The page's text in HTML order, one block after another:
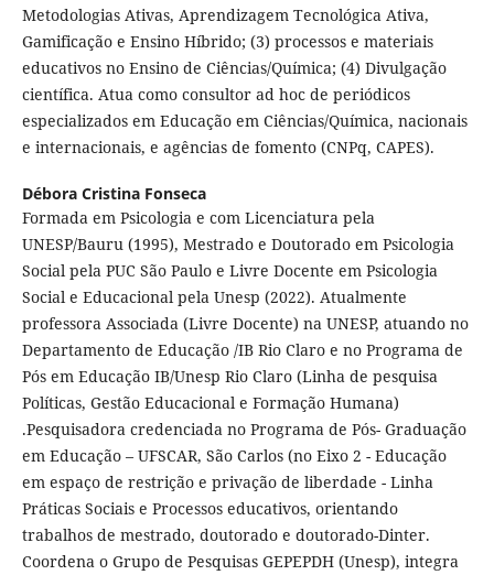
Metodologias Ativas, Aprendizagem Tecnológica Ativa,
Gamificação e Ensino Híbrido; (3) processos e materiais
educativos no Ensino de Ciências/Química; (4) Divulgação
científica. Atua como consultor ad hoc de periódicos
especializados em Educação em Ciências/Química, nacionais
e internacionais, e agências de fomento (CNPq, CAPES).
Débora Cristina Fonseca
Formada em Psicologia e com Licenciatura pela
UNESP/Bauru (1995), Mestrado e Doutorado em Psicologia
Social pela PUC São Paulo e Livre Docente em Psicologia
Social e Educacional pela Unesp (2022). Atualmente
professora Associada (Livre Docente) na UNESP, atuando no
Departamento de Educação /IB Rio Claro e no Programa de
Pós em Educação IB/Unesp Rio Claro (Linha de pesquisa
Políticas, Gestão Educacional e Formação Humana)
.Pesquisadora credenciada no Programa de Pós- Graduação
em Educação – UFSCAR, São Carlos (no Eixo 2 - Educação
em espaço de restrição e privação de liberdade - Linha
Práticas Sociais e Processos educativos, orientando
trabalhos de mestrado, doutorado e doutorado-Dinter.
Coordena o Grupo de Pesquisas GEPEPDH (Unesp), integra